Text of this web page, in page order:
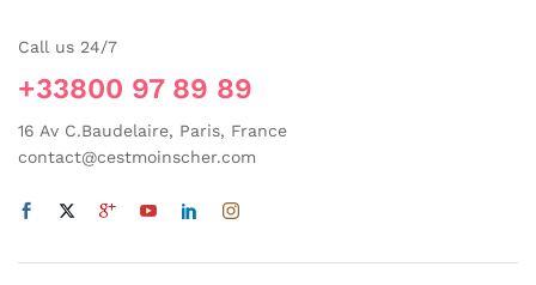
peuvent
choisies
sur
la
du
Call us 24/7
+33800 97 89 89
16 Av C.Baudelaire, Paris, France
contact@cestmoinscher.com